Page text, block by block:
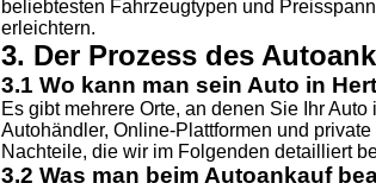
beliebtesten Fahrzeugtypen und
erleichtern.
3. Der Prozess des
3.1 Wo kann man sein Auto in
Es gibt mehrere Orte, an denen Sie Ihr
Autohändler, Online-Plattformen und
Nachteile, die wir im Folgenden detailliert
3.2 Was man beim Autoankauf